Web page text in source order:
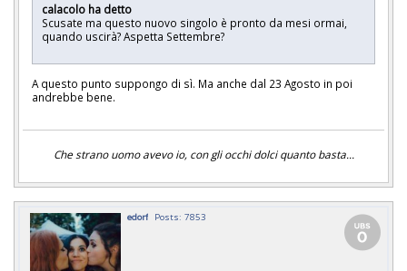
calacolo ha detto
Scusate ma questo nuovo singolo è pronto da mesi ormai,
quando uscirà? Aspetta Settembre?
A questo punto suppongo di sì. Ma anche dal 23 Agosto in poi
andrebbe bene.
Che strano uomo avevo io, con gli occhi dolci quanto basta...
edorf Posts: 7853